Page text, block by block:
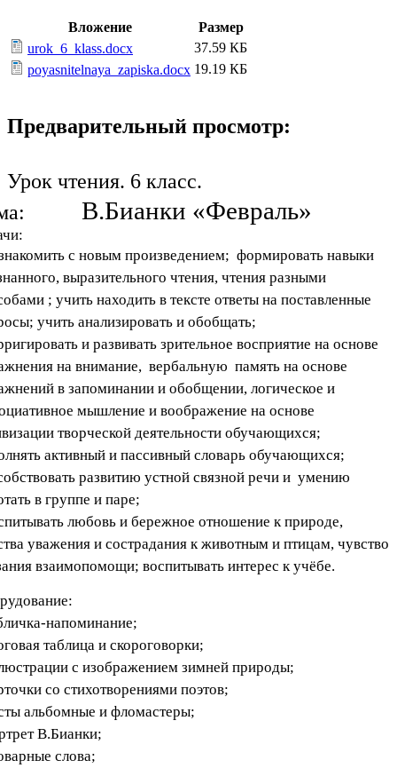
Вложение
Размер
urok_6_klass.docx
37.59 КБ
poyasnitelnaya_zapiska.docx 19.19 КБ
Предварительный просмотр:
Урок чтения. 6 класс.
В.Бианки «Февраль»
с новым произведением; формировать навыки
выразительного чтения, чтения разными
; учить находить в тексте ответы на поставленные
учить анализировать и обобщать;
и развивать зрительное восприятие на основе
на внимание, вербальную память на основе
в запоминании и обобщении, логическое и
мышление и воображение на основе
творческой деятельности обучающихся;
активный и пассивный словарь обучающихся;
развитию устной связной речи и умению
в группе и паре;
любовь и бережное отношение к природе,
уважения и сострадания к животным и птицам, чувство
взаимопомощи; воспитывать интерес к учёбе.
напоминание;
таблица и скороговорки;
с изображением зимней природы;
со стихотворениями поэтов;
альбомные и фломастеры;
В.Бианки;
слова;